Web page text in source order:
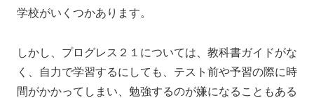
学校がいくつかあります。
しかし、プログレス２１については、教科書ガイドがな
く、自力で学習するにしても、テスト前や予習の際に時
間がかかってしまい、勉強するのが嫌になることもある